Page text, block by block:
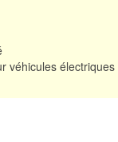
véhicules électriques